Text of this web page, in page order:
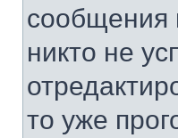
сообщения
никто не
то уже